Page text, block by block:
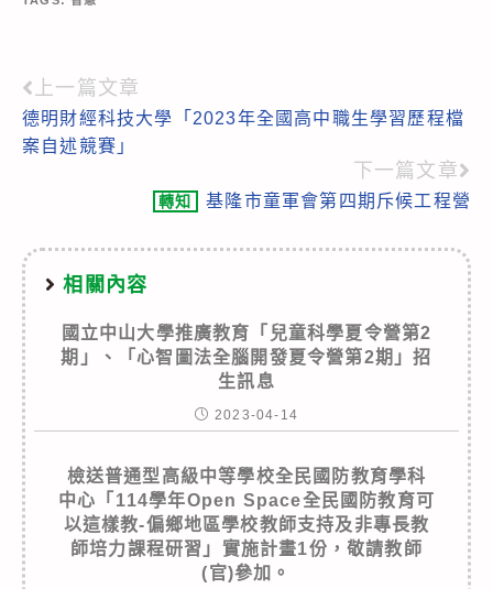
Read
more
上一篇文章
德明財經科技大學「2023年全國高中職生學習歷程檔
案自述競賽」
下一篇文章
轉知 基隆市童軍會第四期斥候工程營
相關內容
國立中山大學推廣教育「兒童科學夏令營第2
期」、「心智圖法全腦開發夏令營第2期」招
生訊息
2023-04-14
檢送普通型高級中等學校全民國防教育學科
中心「114學年Open Space全民國防教育可
以這樣教-偏鄉地區學校教師支持及非專長教
師培力課程研習」實施計畫1份，敬請教師
(官)參加。